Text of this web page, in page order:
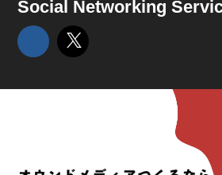
Social Networking